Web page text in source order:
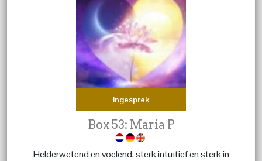
Ingesprek
Box 53: Maria P
Helderwetend en voelend, sterk intuïtief en sterk in